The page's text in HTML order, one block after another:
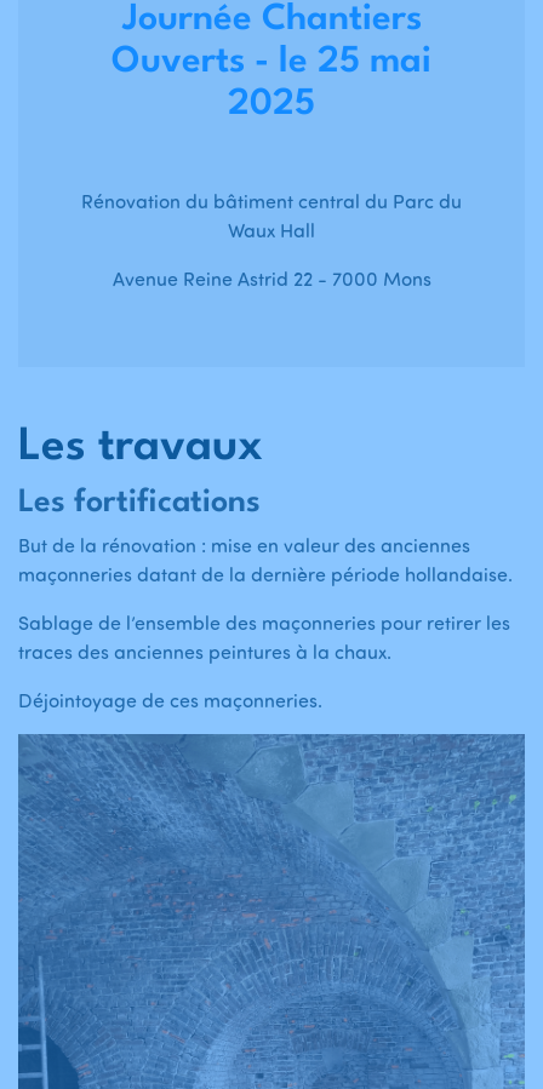
Journée Chantiers
Ouverts - le 25 mai
2025
Rénovation du bâtiment central du Parc du
Waux Hall
Avenue Reine Astrid 22 - 7000 Mons
Les travaux
Les fortifications
But de la rénovation : mise en valeur des anciennes
maçonneries datant de la dernière période hollandaise.
Sablage de l’ensemble des maçonneries pour retirer les
traces des anciennes peintures à la chaux.
Déjointoyage de ces maçonneries.